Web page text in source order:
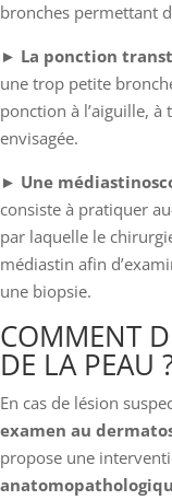
bronches permettant
► La ponction
une trop petite
ponction à l’aiguille,
envisagée.
► Une
consiste à pratiquer
par laquelle le
médiastin afin
une biopsie.
COMMENT
DE LA PEAU
En cas de lésion
examen au
propose une